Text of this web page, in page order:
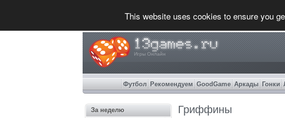
This website uses cookies to ensure you
Игры Онлайн
Футбол Рекомендуем GoodGame Аркады Гонки
Гриффины
За неделю